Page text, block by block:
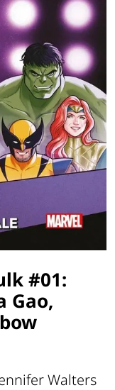
#01:
Gao,
Walters